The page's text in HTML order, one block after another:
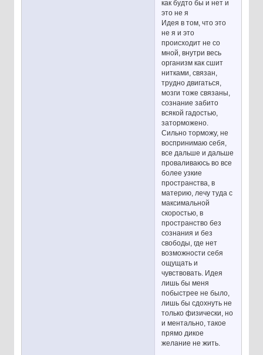
как будто бы и нет и
это не я
Идея в том, что это
не я и это
происходит не со
мной, внутри весь
организм как сшит
нитками, связан,
трудно двигаться,
мозги тоже связаны,
сознание забито
всякой гадостью,
заторможено.
Сильно торможу, не
воспринимаю себя,
все дальше и дальше
проваливаюсь во все
более узкие
пространства, в
материю, лечу туда с
максимальной
скоростью, в
пространство без
сознания и без
свободы, где нет
возможности себя
ощущать и
чувствовать. Идея
лишь бы меня
побыстрее не было,
лишь бы сдохнуть не
только физически, но
и ментально, такое
прямо дикое
желание не жить.